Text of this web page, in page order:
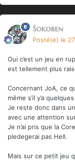
Sokoben
Posté(e) le
Oui c’est un jeu en
est tellement plus
Concernant JoA, ce
même s’il y’a
Je reste donc dans
avec une attention
Je n’ai pris que la
pledegerai pas Hell.
Mais sur ce petit jeu